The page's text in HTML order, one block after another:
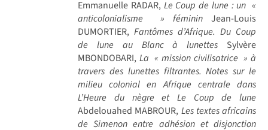
Emmanuelle RADAR, Le Coup de lune : un «
anticolonialisme » fémininJean-Louis
DUMORTIER, Fantômes d’Afrique. Du Coup
de lune au Blanc à lunettes Sylvère
MBONDOBARI, La « mission civilisatrice » à
travers des lunettes filtrantes. Notes sur le
milieu colonial en Afrique centrale dans
L’Heure du nègre et Le Coup de lune
Abdelouahed MABROUR, Les textes africains
de Simenon entre adhésion et disjonction